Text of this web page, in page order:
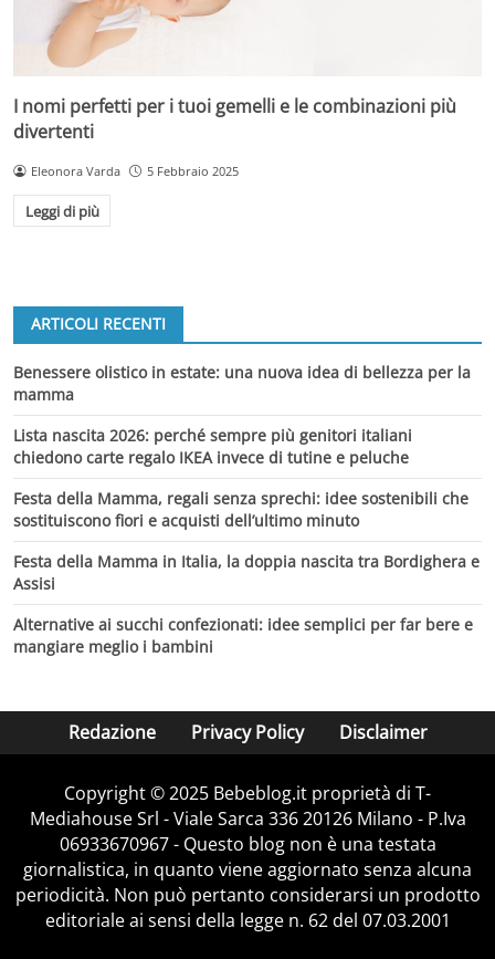
I nomi perfetti per i tuoi gemelli e le combinazioni più
divertenti
Eleonora Varda 5 Febbraio 2025
Leggi di più
ARTICOLI RECENTI
Benessere olistico in estate: una nuova idea di bellezza per la
mamma
Lista nascita 2026: perché sempre più genitori italiani
chiedono carte regalo IKEA invece di tutine e peluche
Festa della Mamma, regali senza sprechi: idee sostenibili che
sostituiscono fiori e acquisti dell’ultimo minuto
Festa della Mamma in Italia, la doppia nascita tra Bordighera e
Assisi
Alternative ai succhi confezionati: idee semplici per far bere e
mangiare meglio i bambini
Redazione Privacy Policy Disclaimer
Copyright © 2025 Bebeblog.it proprietà di T-
Mediahouse Srl - Viale Sarca 336 20126 Milano - P.Iva
06933670967 - Questo blog non è una testata
giornalistica, in quanto viene aggiornato senza alcuna
periodicità. Non può pertanto considerarsi un prodotto
editoriale ai sensi della legge n. 62 del 07.03.2001